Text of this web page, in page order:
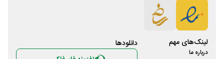
لینک‌های مهم
درباره ما
دانلود‌ها